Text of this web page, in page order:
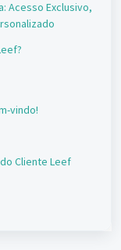
Acesso Exclusivo,
vindo!
do Cliente Leef